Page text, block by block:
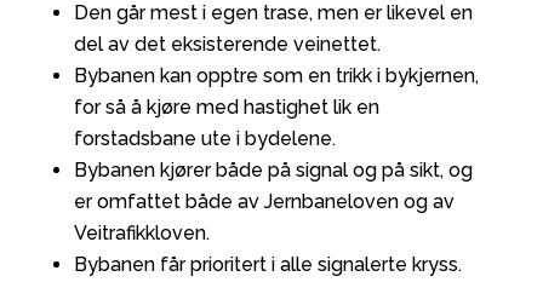
Den går mest i egen trase, men er likevel en
del av det eksisterende veinettet.
Bybanen kan opptre som en trikk i bykjernen,
for så å kjøre med hastighet lik en
forstadsbane ute i bydelene.
Bybanen kjører både på signal og på sikt, og
er omfattet både av Jernbaneloven og av
Veitrafikkloven.
Bybanen får prioritert i alle signalerte kryss.